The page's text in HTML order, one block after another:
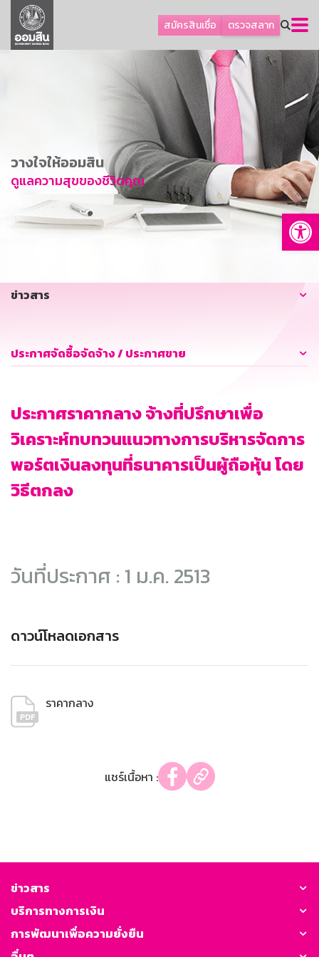
สมัครสินเชื่อ ตรวจสลาก
ลูกค้าธุรกิจ
ลูกค้าผู้ประกอบรายย่อย
การพัฒนาที่ยั่งยืน
ข่าวสาร
บริการทางการเงิน
อื่นๆ
วางใจให้ออมสิน
ดูแลความสุขของชีวิตคุณ
ข่าวสาร
ประกาศจัดซื้อจัดจ้าง / ประกาศขาย
ประกาศราคากลาง จ้างที่ปรึกษาเพื่อ
วิเคราะห์ทบทวนแนวทางการบริหารจัดการ
พอร์ตเงินลงทุนที่ธนาคารเป็นผู้ถือหุ้น โดย
วิธีตกลง
วันที่ประกาศ : 1 ม.ค. 2513
ดาวน์โหลดเอกสาร
ราคากลาง
แชร์เนื้อหา :
ข่าวสาร
บริการทางการเงิน
การพัฒนาเพื่อความยั่งยืน